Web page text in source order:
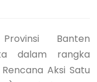
Banten
dalam rangka
Aksi Satu